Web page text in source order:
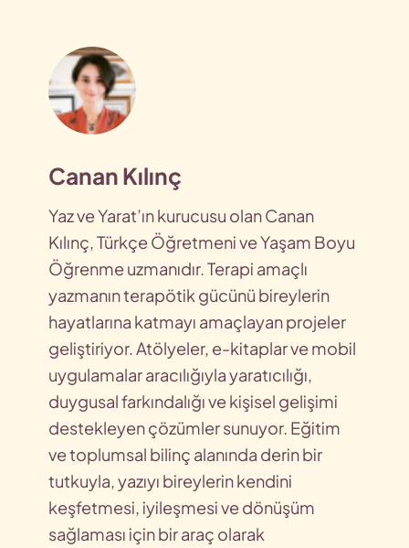
Canan Kılınç
Yaz ve Yarat’ın kurucusu olan Canan
Kılınç, Türkçe Öğretmeni ve Yaşam Boyu
Öğrenme uzmanıdır. Terapi amaçlı
yazmanın terapötik gücünü bireylerin
hayatlarına katmayı amaçlayan projeler
geliştiriyor. Atölyeler, e-kitaplar ve mobil
uygulamalar aracılığıyla yaratıcılığı,
duygusal farkındalığı ve kişisel gelişimi
destekleyen çözümler sunuyor. Eğitim
ve toplumsal bilinç alanında derin bir
tutkuyla, yazıyı bireylerin kendini
keşfetmesi, iyileşmesi ve dönüşüm
sağlaması için bir araç olarak